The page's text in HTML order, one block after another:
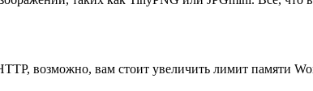
возможно, вам стоит увеличить лимит памяти